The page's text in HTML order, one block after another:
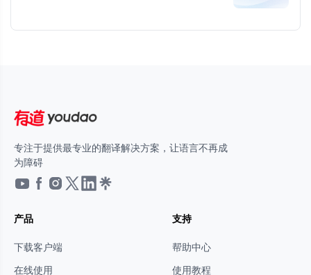
专注于提供最专业的翻译解决方案，让语言不再成
为障碍
产品
下载客户端
在线使用
支持
帮助中心
使用教程